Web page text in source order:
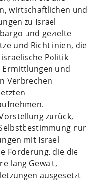
wirtschaftlichen und
zu Israel
und gezielte
und Richtlinien, die
Politik
Ermittlungen und
Verbrechen
zurück,
nur
mit Israel
Forderung, die die
lang Gewalt,
ausgesetzt